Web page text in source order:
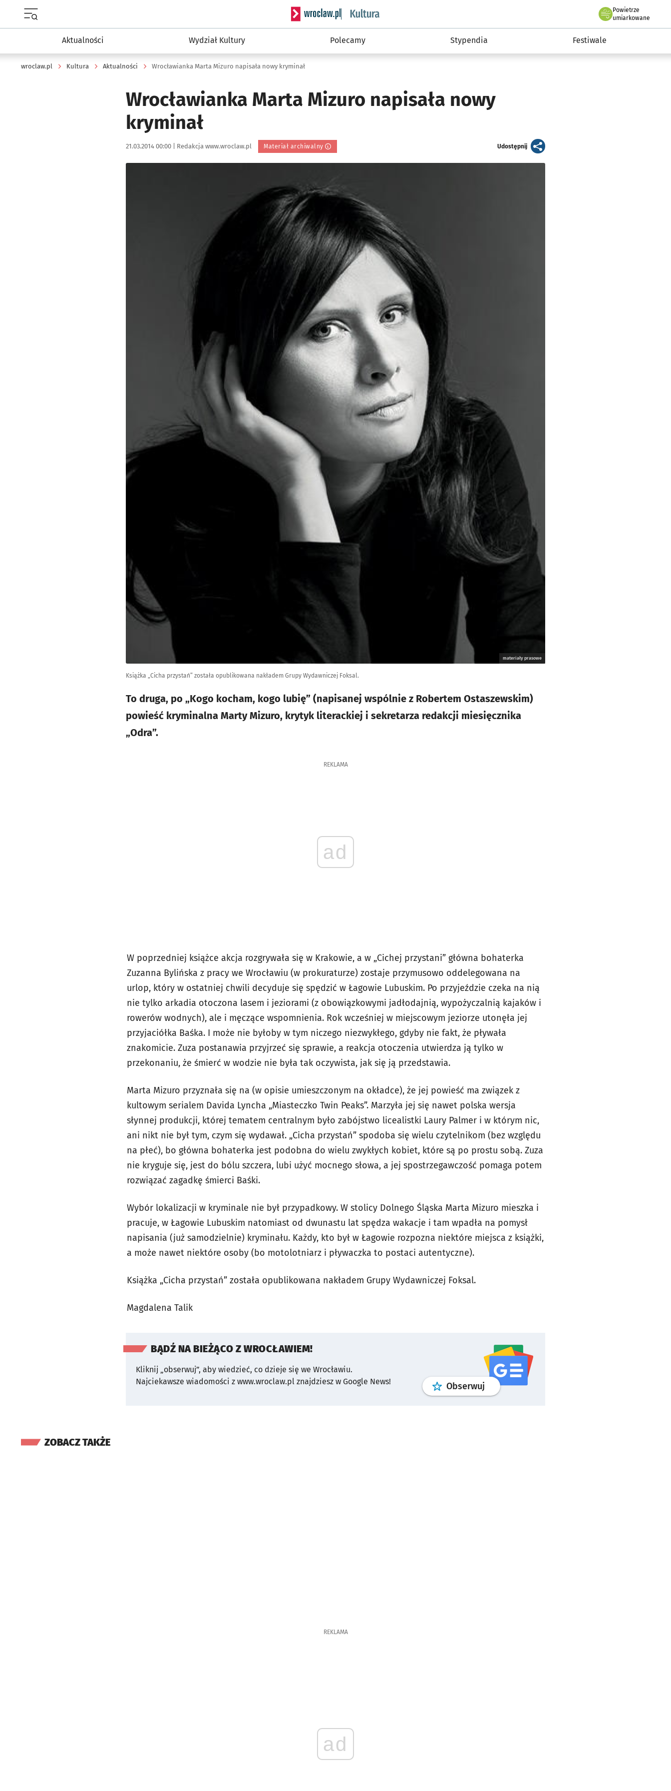
Serwis informacyjny wroclaw.pl podserwis: Kultura
Powietrze
we Wrocławiu
umiarkowane
Aktualności Wydział Kultury Polecamy Stypendia Festiwale
wroclaw.pl Kultura Aktualności Wrocławianka Marta Mizuro napisała nowy kryminał
Wrocławianka Marta Mizuro napisała nowy
kryminał
Data publikacji:
21.03.2014 00:00 | Autor:
Redakcja www.wroclaw.pl Materiał archiwalny Udostępnijartykuł
materiały prasowe
Książka „Cicha przystań” została opublikowana nakładem Grupy Wydawniczej Foksal.
To druga, po „Kogo kocham, kogo lubię” (napisanej wspólnie z Robertem Ostaszewskim)
powieść kryminalna Marty Mizuro, krytyk literackiej i sekretarza redakcji miesięcznika
„Odra”.
REKLAMA
ad
W poprzedniej książce akcja rozgrywała się w Krakowie, a w „Cichej przystani” główna bohaterka
Zuzanna Bylińska z pracy we Wrocławiu (w prokuraturze) zostaje przymusowo oddelegowana na
urlop, który w ostatniej chwili decyduje się spędzić w Łagowie Lubuskim. Po przyjeździe czeka na nią
nie tylko arkadia otoczona lasem i jeziorami (z obowiązkowymi jadłodajnią, wypożyczalnią kajaków i
rowerów wodnych), ale i męczące wspomnienia. Rok wcześniej w miejscowym jeziorze utonęła jej
przyjaciółka Baśka. I może nie byłoby w tym niczego niezwykłego, gdyby nie fakt, że pływała
znakomicie. Zuza postanawia przyjrzeć się sprawie, a reakcja otoczenia utwierdza ją tylko w
przekonaniu, że śmierć w wodzie nie była tak oczywista, jak się ją przedstawia.
Marta Mizuro przyznała się na (w opisie umieszczonym na okładce), że jej powieść ma związek z
kultowym serialem Davida Lyncha „Miasteczko Twin Peaks”. Marzyła jej się nawet polska wersja
słynnej produkcji, której tematem centralnym było zabójstwo licealistki Laury Palmer i w którym nic,
ani nikt nie był tym, czym się wydawał. „Cicha przystań” spodoba się wielu czytelnikom (bez względu
na płeć), bo główna bohaterka jest podobna do wielu zwykłych kobiet, które są po prostu sobą. Zuza
nie kryguje się, jest do bólu szczera, lubi użyć mocnego słowa, a jej spostrzegawczość pomaga potem
rozwiązać zagadkę śmierci Baśki.
Wybór lokalizacji w kryminale nie był przypadkowy. W stolicy Dolnego Śląska Marta Mizuro mieszka i
pracuje, w Łagowie Lubuskim natomiast od dwunastu lat spędza wakacje i tam wpadła na pomysł
napisania (już samodzielnie) kryminału. Każdy, kto był w Łagowie rozpozna niektóre miejsca z książki,
a może nawet niektóre osoby (bo motolotniarz i pływaczka to postaci autentyczne).
Książka „Cicha przystań” została opublikowana nakładem Grupy Wydawniczej Foksal.
Magdalena Talik
BĄDŹ NA BIEŻĄCO Z WROCŁAWIEM!
Kliknij „obserwuj”, aby wiedzieć, co dzieje się we Wrocławiu.
Najciekawsze wiadomości z www.wroclaw.pl znajdziesz w Google News!
Obserwuj profilgoogle news
ZOBACZ TAKŻE
REKLAMA
ad